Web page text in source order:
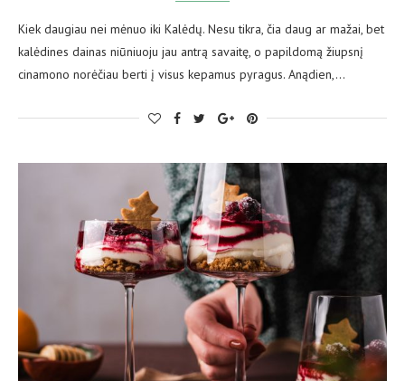
Kiek daugiau nei mėnuo iki Kalėdų. Nesu tikra, čia daug ar mažai, bet
kalėdines dainas niūniuoju jau antrą savaitę, o papildomą žiupsnį
cinamono norėčiau berti į visus kepamus pyragus. Anądien,…